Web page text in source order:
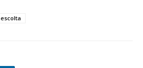
escolta